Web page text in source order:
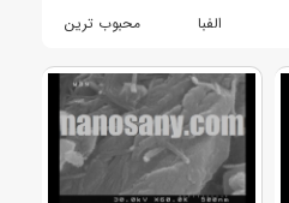
الفبا محبوب ترین